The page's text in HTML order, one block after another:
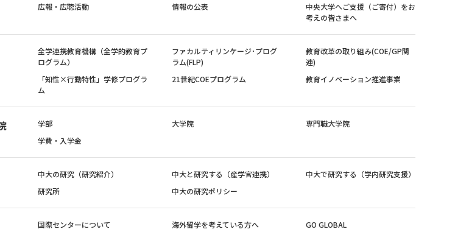
広報・広聴活動 情報の公表
中央大学へご支援（ご寄付）をお
考えの皆さまへ
全学連携教育機構（全学的教育プ
ログラム）
ファカルティリンケージ･プログ
ラム(FLP)
教育改革の取り組み(COE/GP関
連)
「知性×行動特性」学修プログラ
ム
21世紀COEプログラム 教育イノベーション推進事業
学部 大学院
専門職大学院
学費・入学金
中大の研究（研究紹介） 中大と研究する（産学官連携）
中大で研究する（学内研究支援）
研究所
中大の研究ポリシー
国際センターについて 海外留学を考えている方へ
GO GLOBAL